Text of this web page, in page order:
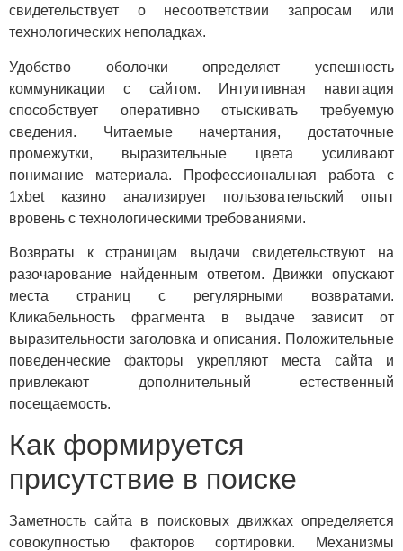
свидетельствует о несоответствии запросам или
технологических неполадках.
Удобство оболочки определяет успешность
коммуникации с сайтом. Интуитивная навигация
способствует оперативно отыскивать требуемую
сведения. Читаемые начертания, достаточные
промежутки, выразительные цвета усиливают
понимание материала. Профессиональная работа с
1xbet казино анализирует пользовательский опыт
вровень с технологическими требованиями.
Возвраты к страницам выдачи свидетельствуют на
разочарование найденным ответом. Движки опускают
места страниц с регулярными возвратами.
Кликабельность фрагмента в выдаче зависит от
выразительности заголовка и описания. Положительные
поведенческие факторы укрепляют места сайта и
привлекают дополнительный естественный
посещаемость.
Как формируется
присутствие в поиске
Заметность сайта в поисковых движках определяется
совокупностью факторов сортировки. Механизмы